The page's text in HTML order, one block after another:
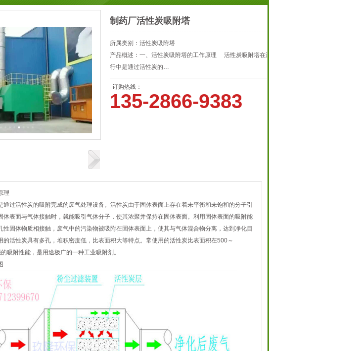
制药厂活性炭吸附塔
所属类别： 活性炭吸附塔
产品概述： 一、活性炭吸附塔的工作原理 活性炭吸附塔在运
行中是通过活性炭的…
订购热线：
135-2866-9383
理
过活性炭的吸附完成的废气处理设备。活性炭由于固体表面上存在着未平衡和未饱和的分子引
体表面与气体接触时，就能吸引气体分子，使其浓聚并保持在固体表面。利用固体表面的吸附能
性固体物质相接触，废气中的污染物被吸附在固体表面上，使其与气体混合物分离，达到净化目
的活性炭具有多孔，堆积密度低，比表面积大等特点。常使用的活性炭比表面积在500～
吸附性能，是用途极广的一种工业吸附剂。